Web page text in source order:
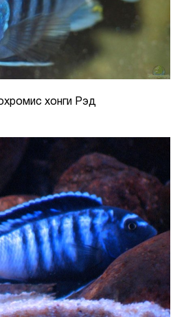
хонги Рэд